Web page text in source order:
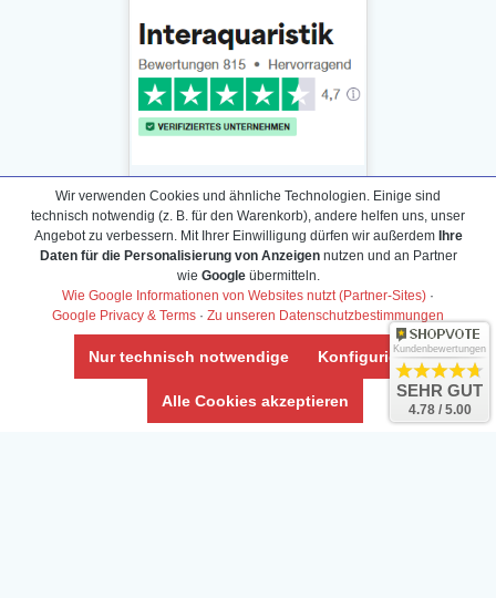
Daten­schutz­erklärung
Widerrufs­recht /Widerrufs­formular
AGB & Info
Impressum
Umwelt und Entsorgung
Vertrag widerrufen
Wir verwenden Cookies und ähnliche Technologien. Einige sind
technisch notwendig (z. B. für den Warenkorb), andere helfen uns, unser
Angebot zu verbessern. Mit Ihrer Einwilligung dürfen wir außerdem Ihre
Daten für die Personalisierung von Anzeigennutzen und an Partner
wie Googleübermitteln.
Wie Google Informationen von Websites nutzt (Partner-Sites) ·
Google Privacy & Terms · Zu unseren Datenschutzbestimmungen
Nur technisch notwendige Konfigurieren
Alle Cookies akzeptieren
Kundenbewertungen
SEHR GUT
4.78 / 5.00